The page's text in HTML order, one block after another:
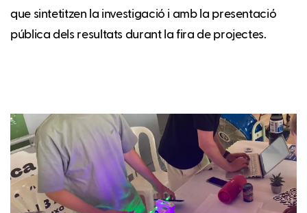
que sintetitzen la investigació i amb la presentació
pública dels resultats durant la fira de projectes.